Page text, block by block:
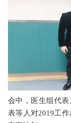
会中，医生组代
表等人对2019工